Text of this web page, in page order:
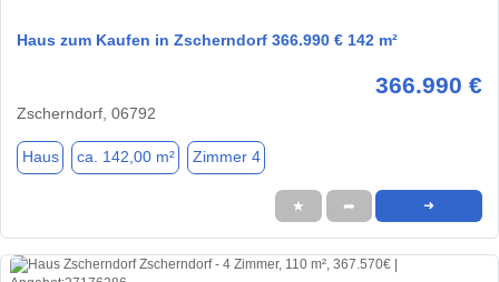
Haus zum Kaufen in Zscherndorf 366.990 € 142 m²
366.990 €
Zscherndorf, 06792
Haus ca. 142,00 m² Zimmer 4
★ ➦ ➜